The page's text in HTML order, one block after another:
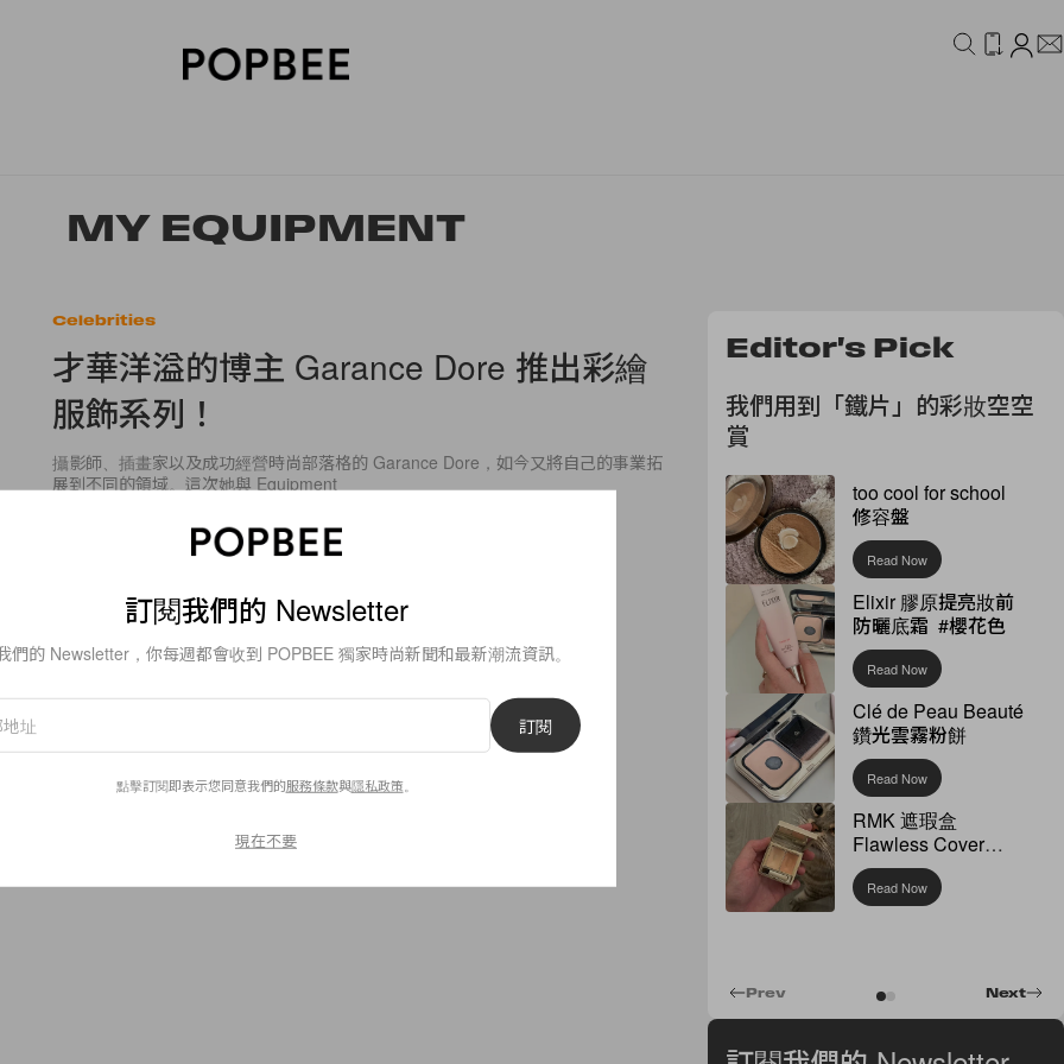
MY EQUIPMENT
Celebrities
才華洋溢的博主 Garance Dore 推出彩繪
服飾系列！
攝影師、插畫家以及成功經營時尚部落格的 Garance Dore，如今又將自己的事業拓
展到不同的領域。這次她與 Equipment
2015年7月17日
Editor's Pick
我們用到「鐵片」的彩妝空空
賞
too cool for school
修容盤
Read Now
Elixir 膠原提亮妝前
防曬底霜 #櫻花色
Read Now
Clé de Peau Beauté
鑽光雲霧粉餅
Read Now
RMK 遮瑕盒
Flawless Cover
Concealer
Read Now
Next
Prev
訂閱我們的 Newsletter
們的 Newsletter，你每週都會收到 POPBEE 獨家時尚新聞和最新潮流資訊。
訂閱
點擊訂閱即表示您同意我們的服務條款與隱私政策
現在不要